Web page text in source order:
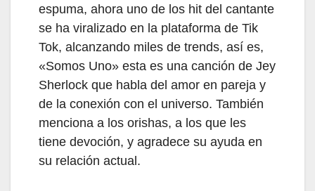
espuma, ahora uno de los hit del cantante
se ha viralizado en la plataforma de Tik
Tok, alcanzando miles de trends, así es,
«Somos Uno» esta es una canción de Jey
Sherlock que habla del amor en pareja y
de la conexión con el universo. También
menciona a los orishas, a los que les
tiene devoción, y agradece su ayuda en
su relación actual.